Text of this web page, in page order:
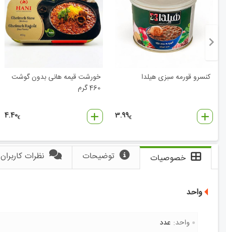
کنسرو قورمه سبزی هیلدا
3.99€
خورشت قیمه هانی بدون گوشت
460 گرم
4.40€
خصوصیات توضیحات نظرات کاربران
واحد
واحد: عدد